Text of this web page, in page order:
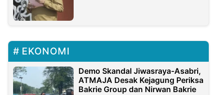
EKONOMI
Demo Skandal Jiwasraya-Asabri,
ATMAJA Desak Kejagung Periksa
Bakrie Group dan Nirwan Bakrie